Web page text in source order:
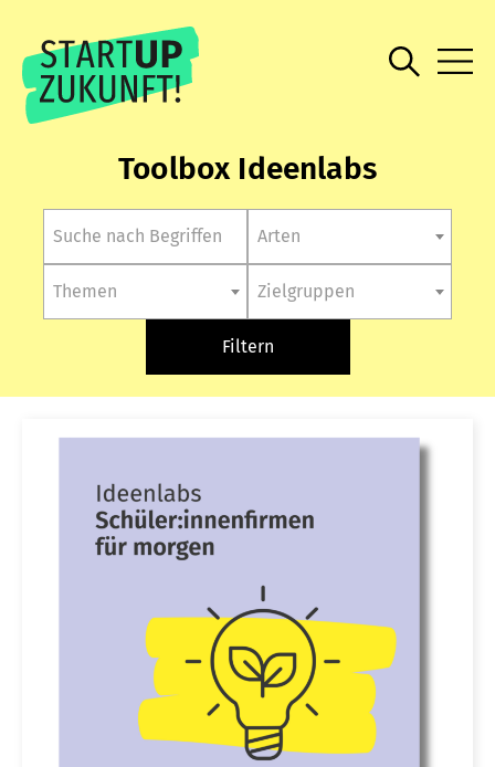
Toolbox Ideenlabs
Arten
Themen Zielgruppen
Filtern